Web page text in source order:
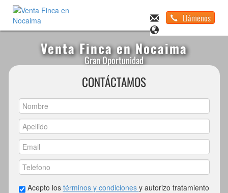
Llámenos
Venta Finca en Nocaima
Gran Oportunidad
CONTÁCTAMOS
Acepto los términos y condiciones y autorizo tratamiento